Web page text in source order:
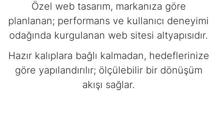
Özel web tasarım, markanıza göre
planlanan; performans ve kullanıcı deneyimi
odağında kurgulanan web sitesi altyapısıdır.
Hazır kalıplara bağlı kalmadan, hedeflerinize
göre yapılandırılır; ölçülebilir bir dönüşüm
akışı sağlar.